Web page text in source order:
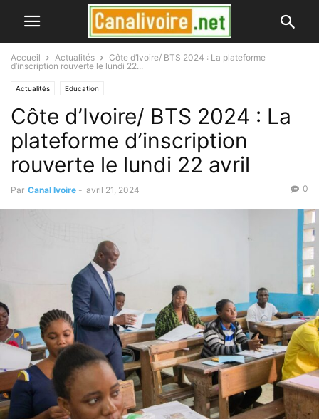
Accueil Actualités
Côte d’Ivoire/ BTS 2024 : La plateforme
d’inscription rouverte le lundi 22...
Actualités Education
Côte d’Ivoire/ BTS 2024 : La
plateforme d’inscription
rouverte le lundi 22 avril
Par Canal Ivoire - avril 21, 2024 0